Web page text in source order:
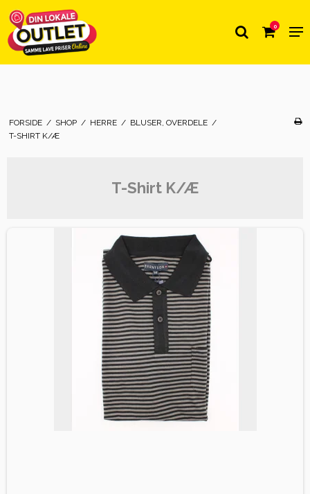
0
FORSIDE / SHOP / HERRE / BLUSER, OVERDELE /
T-SHIRT K/Æ
T-Shirt K/Æ